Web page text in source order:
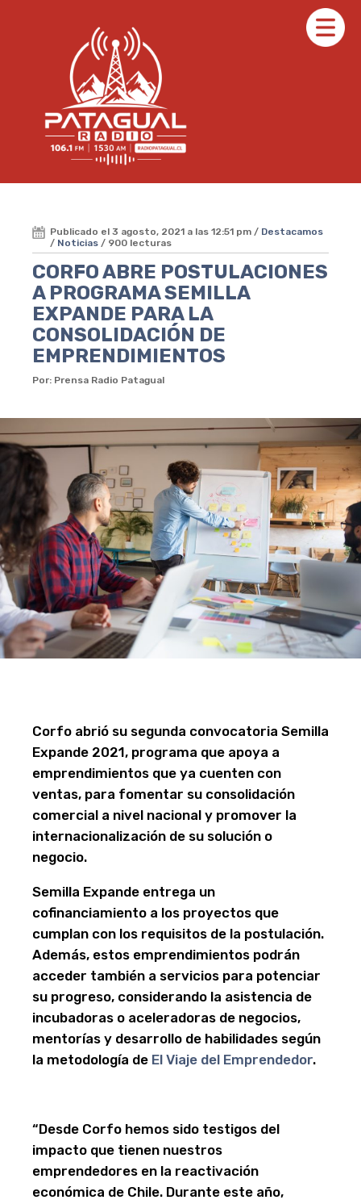
Publicado el 3 agosto, 2021 a las 12:51 pm / Destacamos
/ Noticias / 900 lecturas
CORFO ABRE POSTULACIONES
A PROGRAMA SEMILLA
EXPANDE PARA LA
CONSOLIDACIÓN DE
EMPRENDIMIENTOS
Por: Prensa Radio Patagual
Corfo abrió su segunda convocatoria Semilla
Expande 2021, programa que apoya a
emprendimientos que ya cuenten con
ventas, para fomentar su consolidación
comercial a nivel nacional y promover la
internacionalización de su solución o
negocio.
Semilla Expande entrega un
cofinanciamiento a los proyectos que
cumplan con los requisitos de la postulación.
Además, estos emprendimientos podrán
acceder también a servicios para potenciar
su progreso, considerando la asistencia de
incubadoras o aceleradoras de negocios,
mentorías y desarrollo de habilidades según
la metodología de El Viaje del Emprendedor.
“Desde Corfo hemos sido testigos del
impacto que tienen nuestros
emprendedores en la reactivación
económica de Chile. Durante este año,